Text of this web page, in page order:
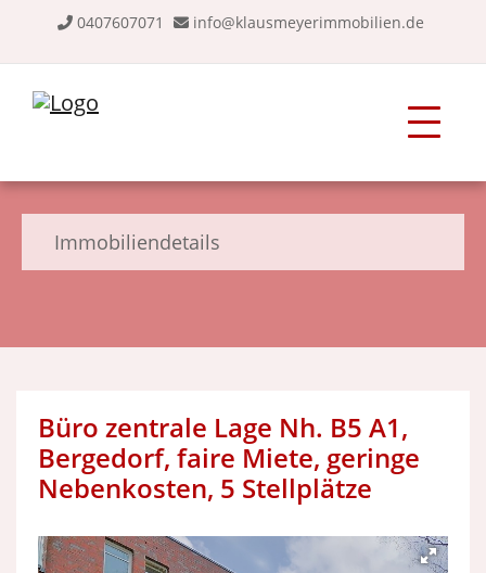
0407607071 info@klausmeyerimmobilien.de
Immobiliendetails
Büro zentrale Lage Nh. B5 A1,
Bergedorf, faire Miete, geringe
Nebenkosten, 5 Stellplätze